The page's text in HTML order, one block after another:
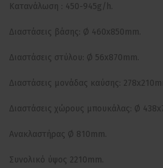
Κατανάλωση : 450-945g/h.
Διαστάσεις βάσης: Ø 460x850mm.
Διαστάσεις στύλου: Ø 56x870mm.
Διαστάσεις μονάδας καύσης:
Διαστάσεις χώρους μπουκάλας: Ø
Ανακλαστήρας Ø 810mm.
Συνολικό ύψος 2210mm.